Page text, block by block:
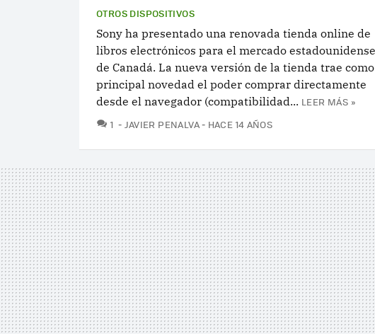
OTROS DISPOSITIVOS
Sony ha presentado una renovada tienda online de
libros electrónicos para el mercado
de Canadá. La nueva versión de la tienda trae como
principal novedad el poder comprar directamente
desde el navegador (compatibilidad... LEER MÁS »
1 COMENTARIOS
JAVIER PENALVA HACE 14 AÑOS